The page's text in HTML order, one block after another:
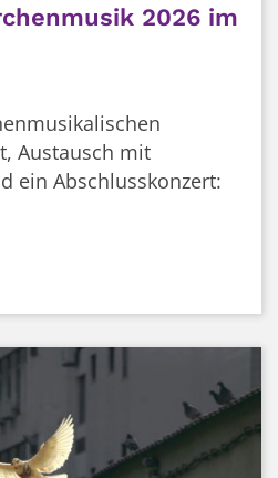
2026 im
Austausch mit
ein Abschlusskonzert: